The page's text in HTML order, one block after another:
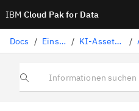
IBM Cloud Pak for Data
Docs / Einsatz von KI / KI-Assets implementieren /
Informationen suchen